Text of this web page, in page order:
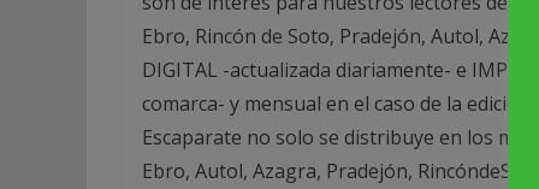
Ebro, Rincón de Soto, Pradejón, Autol,
DIGITAL -actualizada diariamente- e
comarca- y mensual en el caso de la
Escaparate no solo se distribuye en los
Ebro, Autol, Azagra, Pradejón,